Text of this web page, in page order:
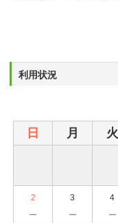
利用状況
日
月 火
2
－
3
－
4
－